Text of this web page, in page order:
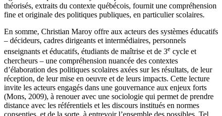
théorisés, extraits du contexte québécois, fournit une compréhension
fine et originale des politiques publiques, en particulier scolaires.
En somme, Christian Maroy offre aux acteurs des systèmes éducatifs
– décideurs, cadres dirigeants et intermédiaires, personnels
enseignants et éducatifs, étudiants de maîtrise et de 3e cycle et
chercheurs – une compréhension nuancée des contextes
d’élaboration des politiques scolaires axées sur les résultats, de leur
réception, de leur mise en oeuvre et de leurs impacts. Cette lecture
invite les acteurs engagés dans une gouvernance aux enjeux forts
(Mons, 2009), à renouer avec une sociologie qui permet de prendre
distance avec les référentiels et les discours institués en normes
consenties, et de la sorte, à entrevoir l’ensemble des possibles. Tel